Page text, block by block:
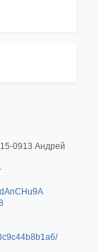
0913 Андрей